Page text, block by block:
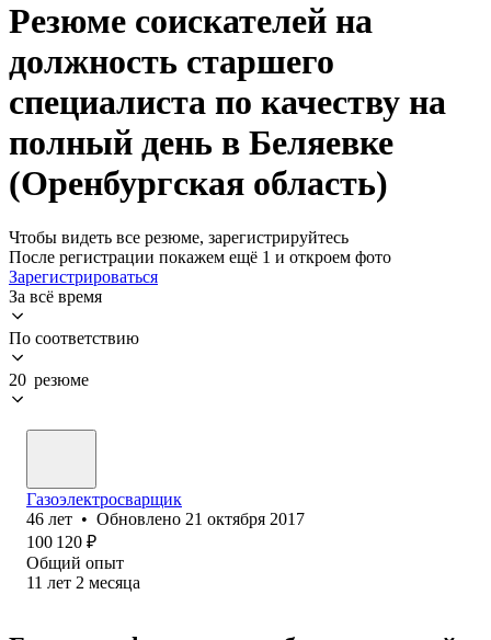
Резюме соискателей на
должность старшего
специалиста по качеству на
полный день в Беляевке
(Оренбургская область)
Чтобы видеть все резюме, зарегистрируйтесь
После регистрации покажем ещё 1 и откроем фото
Зарегистрироваться
За всё время
По соответствию
20 резюме
Газоэлектросварщик
46 лет • Обновлено 21 октября 2017
100 120 ₽
Общий опыт
11 лет 2 месяца